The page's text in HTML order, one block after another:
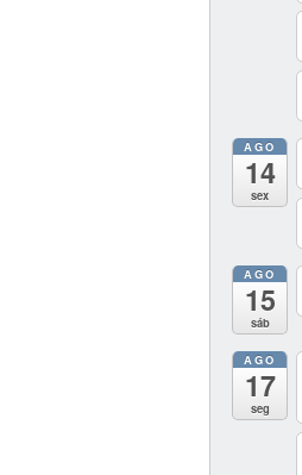
AGO
14
sex
AGO
15
sáb
AGO
17
seg